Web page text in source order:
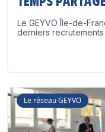
Le GEYVO Île-de-
derniers
Le réseau GEYVO